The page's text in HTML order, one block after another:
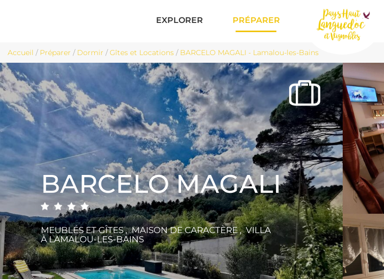
EXPLORER PRÉPARER
Accueil / Préparer / Dormir /Gîtes et Locations / BARCELO MAGALI - Lamalou-les-Bains
BARCELO MAGALI
MEUBLÉS ET GÎTES , MAISON DE CARACTÈRE , VILLA
À LAMALOU-LES-BAINS